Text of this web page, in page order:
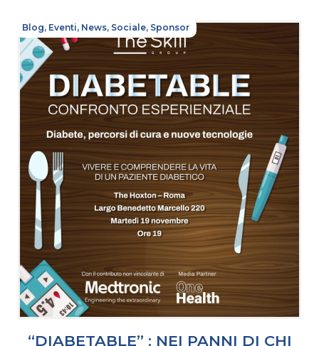
Blog, Eventi, News, Sociale, Sponsor
“DIABETABLE” : NEI PANNI DI CHI